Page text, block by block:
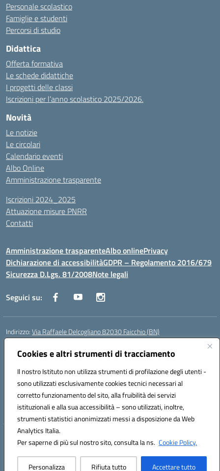
Cookies e altri strumenti di tracciamento
Il nostro Istituto non utilizza strumenti di profilazione degli utenti -
sono utilizzati esclusivamente cookies tecnici necessari al
corretto funzionamento del sito, alla fruibilità dei servizi
istituzionali e alla sua accessibilità – sono utilizzati, inoltre,
strumenti statistici anonimizzati messi a disposizione da Web
Analytics Italia.
Per saperne di più sul nostro sito, consulta la ns. Cookie Policy.
Personalizza Rifiuta tutto Accettare tutto
Personale scolastico
Famiglie e studenti
Percorsi di studio
Didattica
Offerta formativa
Le schede didattiche
I progetti delle classi
Iscrizioni per l’anno scolastico 2025/2026.
Novità
Le notizie
Le circolari
Calendario eventi
Albo Online
Amministrazione trasparente
Iscrizioni 2024_2025
Attuazione misure PNRR
Contatti
Amministrazione trasparenteAlbo onlinePrivacy
Dichiarazione di accessibilitàGDPR – Regolamento 2016/679
Sicurezza D.Lgs. 81/2008Note legali
Seguici su:
Indirizzo:Via Raffaele Delcogliano 82030 Faicchio (BN)
Centralino:
Posta elettronica certificata (PEC):bnis02300v@pec.istruzione.it
Codice fiscale: 90003320620
Codice meccanografico:BNIS02300V
Codice Indice delle Pubbliche Amministrazioni (IPA): istsc_bnis02300v
Codice unico di fatturazione (CUF): UFQEG8
Hosting & Powered by 3D Solution S.r.l.
Concept & Design by Designers Italia